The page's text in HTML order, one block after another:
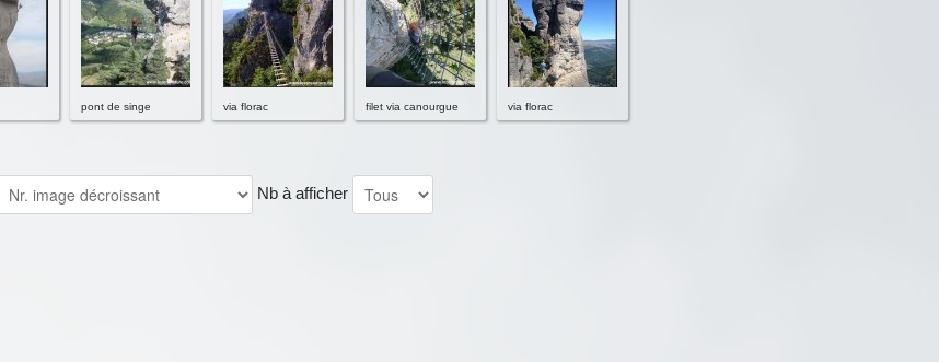
pont de singe via florac filet via canourgue via florac
Nb à afficher